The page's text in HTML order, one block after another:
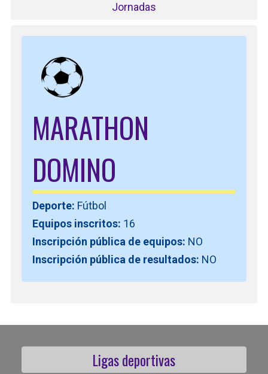
Jornadas
MARATHON
DOMINO
Deporte: Fútbol
Equipos inscritos: 16
Inscripción pública de equipos: NO
Inscripción pública de resultados: NO
Ligas deportivas